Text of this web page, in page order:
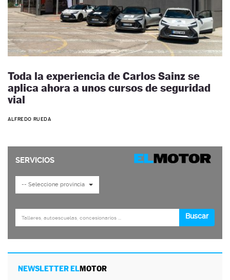
Toda la experiencia de Carlos Sainz se
aplica ahora a unos cursos de seguridad
vial
ALFREDO RUEDA
NEWSLETTER ELMOTOR